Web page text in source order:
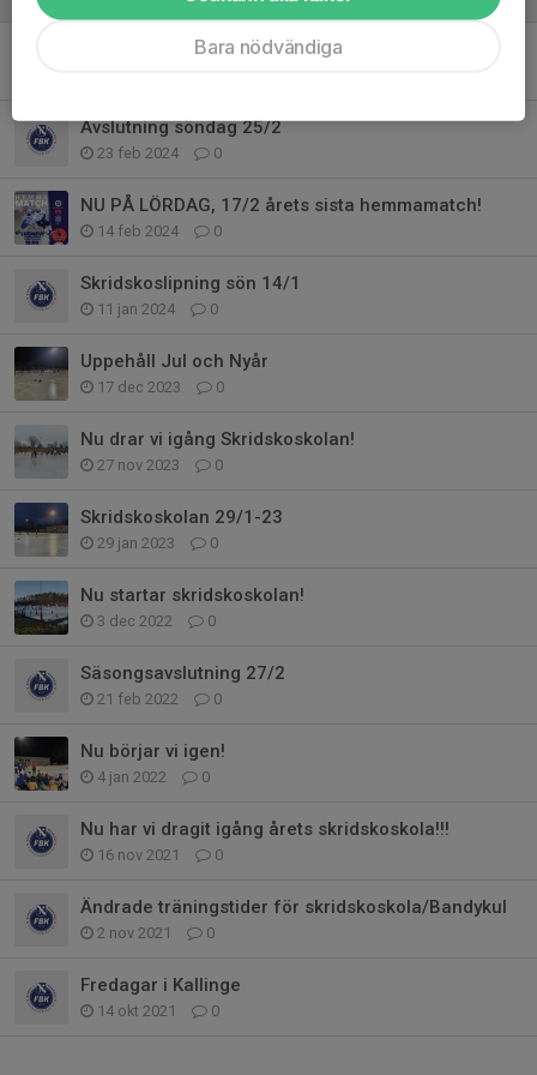
Tack för den här säsongen!🤍💙
Avslutning söndag 25/2
23 feb 2024 0
NU PÅ LÖRDAG, 17/2 årets sista hemmamatch!
14 feb 2024 0
Skridskoslipning sön 14/1
11 jan 2024 0
Uppehåll Jul och Nyår
17 dec 2023 0
Nu drar vi igång Skridskoskolan!
27 nov 2023 0
Skridskoskolan 29/1-23
29 jan 2023 0
Nu startar skridskoskolan!
3 dec 2022 0
Säsongsavslutning 27/2
21 feb 2022 0
Nu börjar vi igen!
4 jan 2022 0
Nu har vi dragit igång årets skridskoskola!!!
16 nov 2021 0
Ändrade träningstider för skridskoskola/Bandykul
2 nov 2021 0
Fredagar i Kallinge
14 okt 2021 0
Bara nödvändiga